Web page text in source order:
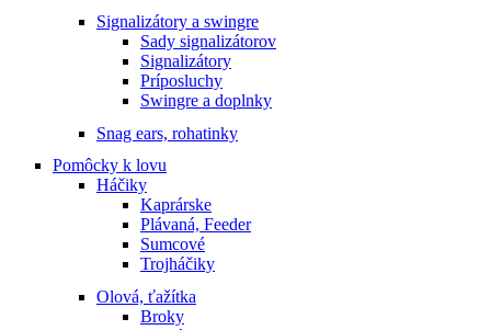
Signalizátory a swingre
Sady signalizátorov
Signalizátory
Príposluchy
Swingre a doplnky
Snag ears, rohatinky
Pomôcky k lovu
Háčiky
Kaprárske
Plávaná, Feeder
Sumcové
Trojháčiky
Olová, ťažítka
Broky